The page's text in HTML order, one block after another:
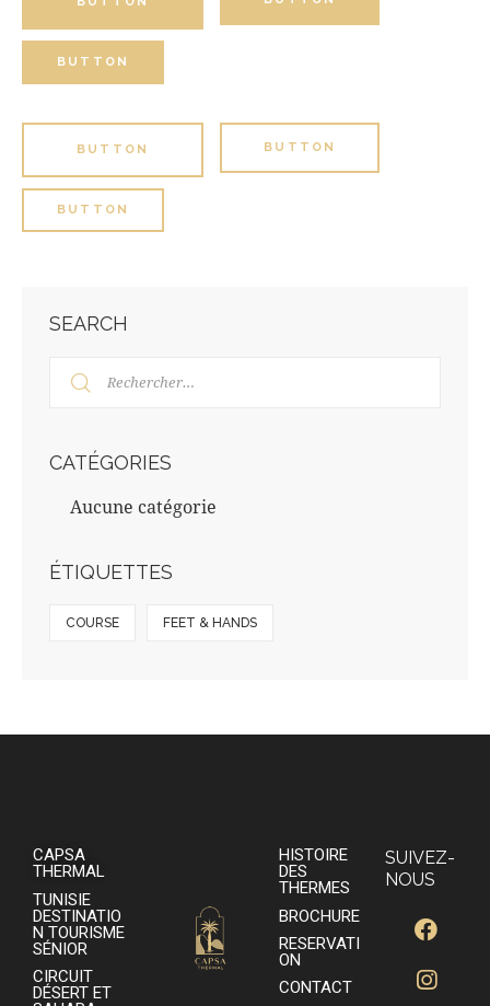
BUTTON
BUTTON BUTTON
BUTTON
SEARCH
CATÉGORIES
Aucune catégorie
ÉTIQUETTES
COURSE FEET & HANDS
CAPSA
THERMAL
TUNISIE
DESTINATIO
N TOURISME
SÉNIOR
CIRCUIT
DÉSERT ET
HISTOIRE
DES
THERMES
BROCHURE
RESERVATI
ON
CONTACT
SUIVEZ-
NOUS